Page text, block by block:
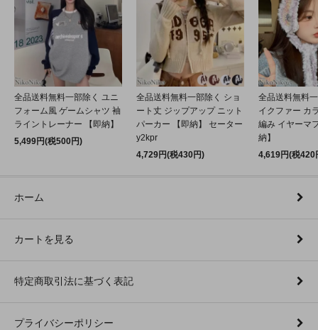
全品送料無料一部除く ユニ
フォーム風 ゲームシャツ 袖
ライントレーナー 【即納】
5,499円(税500円)
全品送料無料一部除く ショ
ート丈 ジップアップ ニット
パーカー 【即納】 セーター
y2kpr
4,729円(税430円)
全品送料無料
イクファー カ
編み イヤーマ
納】
4,619円(税420
ホーム
カートを見る
特定商取引法に基づく表記
プライバシーポリシー